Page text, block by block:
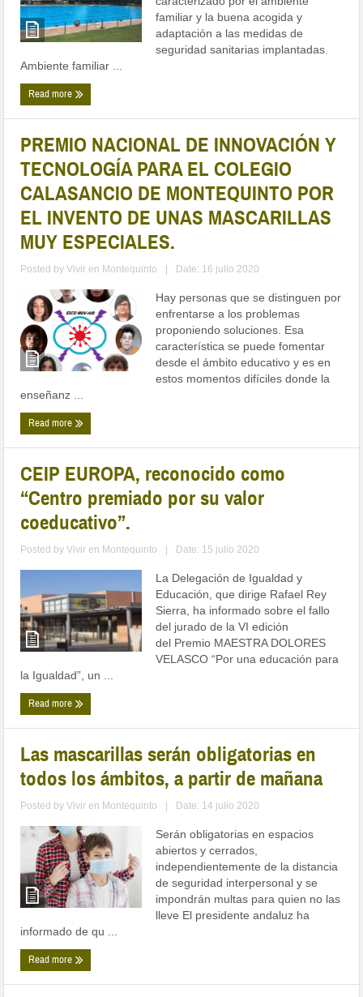
familiar y la buena acogida y
adaptación a las medidas de
seguridad sanitarias implantadas.
Ambiente familiar ...
Read more
PREMIO NACIONAL DE INNOVACIÓN Y
TECNOLOGÍA PARA EL COLEGIO
CALASANCIO DE MONTEQUINTO POR
EL INVENTO DE UNAS MASCARILLAS
MUY ESPECIALES.
Posted byVivir en Montequinto Date: 16 julio 2020
Hay personas que se distinguen por
enfrentarse a los problemas
proponiendo soluciones. Esa
característica se puede fomentar
desde el ámbito educativo y es en
estos momentos difíciles donde la
enseñanz ...
Read more
CEIP EUROPA, reconocido como
“Centro premiado por su valor
coeducativo”.
Posted byVivir en Montequinto Date: 15 julio 2020
La Delegación de Igualdad y
Educación, que dirige Rafael Rey
Sierra, ha informado sobre el fallo
del jurado de la VI edición
del Premio MAESTRA DOLORES
VELASCO “Por una educación para
la Igualdad”, un ...
Read more
Las mascarillas serán obligatorias en
todos los ámbitos, a partir de mañana
Posted byVivir en Montequinto Date: 14 julio 2020
Serán obligatorias en espacios
abiertos y cerrados,
independientemente de la distancia
de seguridad interpersonal y se
impondrán multas para quien no las
lleve El presidente andaluz ha
informado de qu ...
Read more